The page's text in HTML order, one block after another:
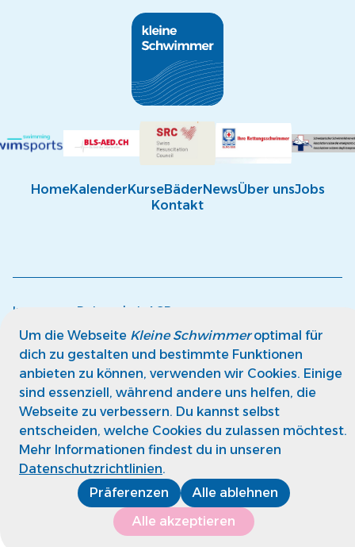
HomeKalenderKurseBäderNewsÜber unsJobs
Kontakt
Impressum Datenschutz AGB
Um die Webseite Kleine Schwimmeroptimal für
dich zu gestalten und bestimmte Funktionen
anbieten zu können, verwenden wir Cookies. Einige
sind essenziell, während andere uns helfen, die
Webseite zu verbessern. Du kannst selbst
entscheiden, welche Cookies du zulassen möchtest.
Mehr Informationen findest du in unseren
Datenschutzrichtlinien.
Präferenzen
Alle ablehnen
Alle akzeptieren